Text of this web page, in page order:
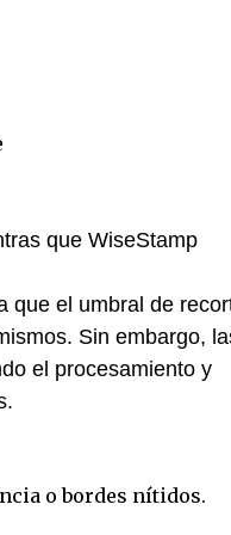
que WiseStamp
que el umbral de
Sin embargo,
el procesamiento y
o bordes nítidos.